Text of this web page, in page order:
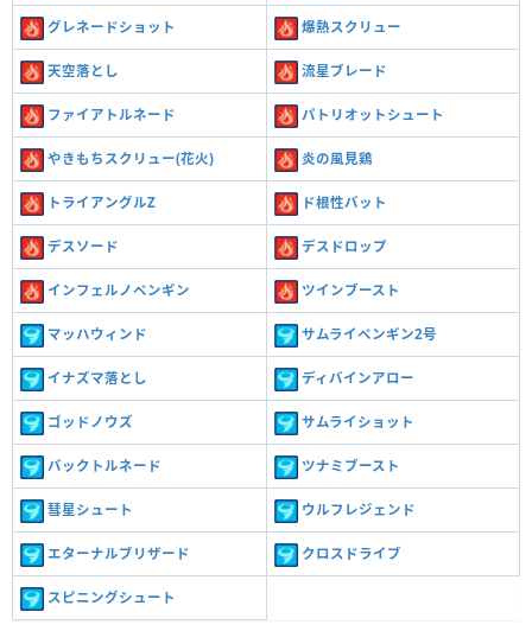
グレネードショット 爆熱スクリュー
天空落とし 流星ブレード
ファイアトルネード パトリオットシュート
やきもちスクリュー(花火) 炎の風見鶏
トライアングルZ ド根性バット
デスソード デスドロップ
インフェルノペンギン ツインブースト
マッハウィンド サムライペンギン2号
イナズマ落とし ディバインアロー
ゴッドノウズ サムライショット
バックトルネード ツナミブースト
彗星シュート ウルフレジェンド
エターナルブリザード クロスドライブ
スピニングシュート